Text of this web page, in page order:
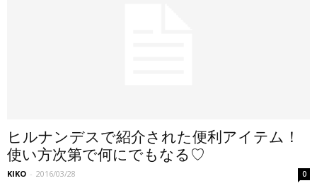
ヒルナンデスで紹介された便利アイテム！
使い方次第で何にでもなる♡
KIKO - 2016/03/28 0